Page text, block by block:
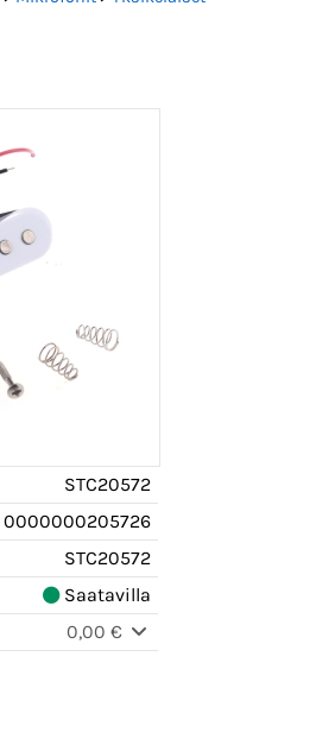
STC20572
0000000205726
STC20572
Saatavilla
0,00 €